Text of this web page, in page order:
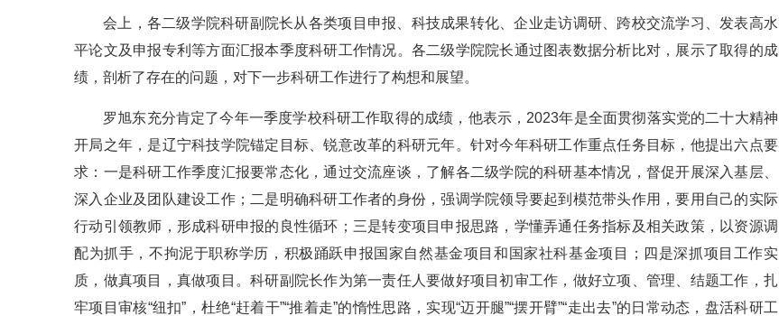
会上，各二级学院科研副院长从各类项目申报、科技成果转化、企业走访调研、跨校交流学习、发表高水
平论文及申报专利等方面汇报本季度科研工作情况。各二级学院院长通过图表数据分析比对，展示了取得的成
绩，剖析了存在的问题，对下一步科研工作进行了构想和展望。
罗旭东充分肯定了今年一季度学校科研工作取得的成绩，他表示，2023年是全面贯彻落实党的二十大精神
开局之年，是辽宁科技学院锚定目标、锐意改革的科研元年。针对今年科研工作重点任务目标，他提出六点要
求：一是科研工作季度汇报要常态化，通过交流座谈，了解各二级学院的科研基本情况，督促开展深入基层、
深入企业及团队建设工作；二是明确科研工作者的身份，强调学院领导要起到模范带头作用，要用自己的实际
行动引领教师，形成科研申报的良性循环；三是转变项目申报思路，学懂弄通任务指标及相关政策，以资源调
配为抓手，不拘泥于职称学历，积极踊跃申报国家自然基金项目和国家社科基金项目；四是深抓项目工作实
质，做真项目，真做项目。科研副院长作为第一责任人要做好项目初审工作，做好立项、管理、结题工作，扎
牢项目审核“纽扣”，杜绝“赶着干”“推着走”的惰性思路，实现“迈开腿”“摆开臂”“走出去”的日常动态，盘活科研工